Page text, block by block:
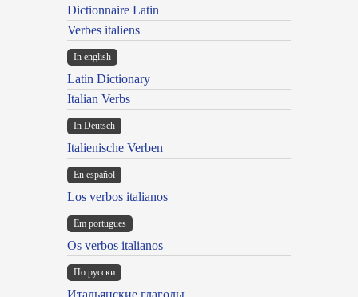
Dictionnaire Latin
Verbes italiens
In english
Latin Dictionary
Italian Verbs
In Deutsch
Italienische Verben
En español
Los verbos italianos
Em portugues
Os verbos italianos
По русски